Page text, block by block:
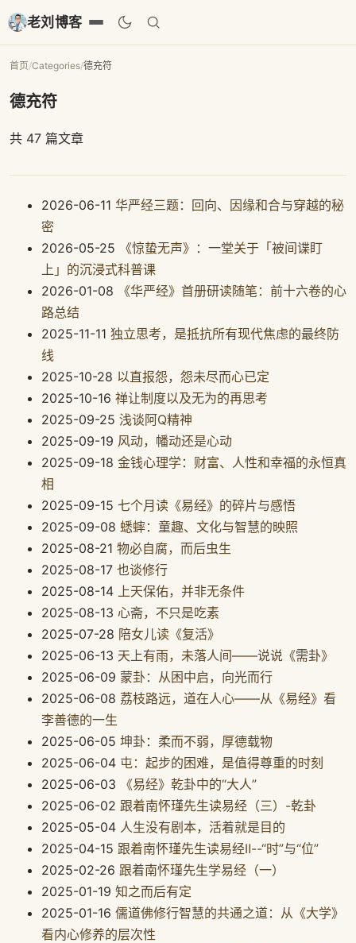
老刘博客
首页/Categories/德充符
德充符
共 47 篇文章
2026-06-11 华严经三题：回向、因缘和合与穿越的秘
密
2026-05-25
《惊蛰无声》：一堂关于「被间谍盯
上」的沉浸式科普课
2026-01-08
《华严经》首册研读随笔：前十六卷的心
路总结
2025-11-11 独立思考，是抵抗所有现代焦虑的最终防
线
2025-10-28 以直报怨，怨未尽而心已定
2025-10-16 禅让制度以及无为的再思考
2025-09-25 浅谈阿Q精神
2025-09-19 风动，幡动还是心动
2025-09-18 金钱心理学：财富、人性和幸福的永恒真
相
2025-09-15 七个月读《易经》的碎片与感悟
2025-09-08 蟋蟀：童趣、文化与智慧的映照
2025-08-21 物必自腐，而后虫生
2025-08-17 也谈修行
2025-08-14 上天保佑，并非无条件
2025-08-13 心斋，不只是吃素
2025-07-28 陪女儿读《复活》
2025-06-13 天上有雨，未落人间——说说《需卦》
2025-06-09 蒙卦：从困中启，向光而行
2025-06-08 荔枝路远，道在人心——从《易经》看
李善德的一生
2025-06-05 坤卦：柔而不弱，厚德载物
2025-06-04 屯：起步的困难，是值得尊重的时刻
2025-06-03
《易经》乾卦中的“大人”
2025-06-02 跟着南怀瑾先生读易经（三）-乾卦
2025-05-04 人生没有剧本，活着就是目的
2025-04-15 跟着南怀瑾先生读易经Ⅱ--“时”与“位”
2025-02-26 跟着南怀瑾先生学易经（一）
2025-01-19 知之而后有定
2025-01-16 儒道佛修行智慧的共通之道：从《大学》
看内心修养的层次性